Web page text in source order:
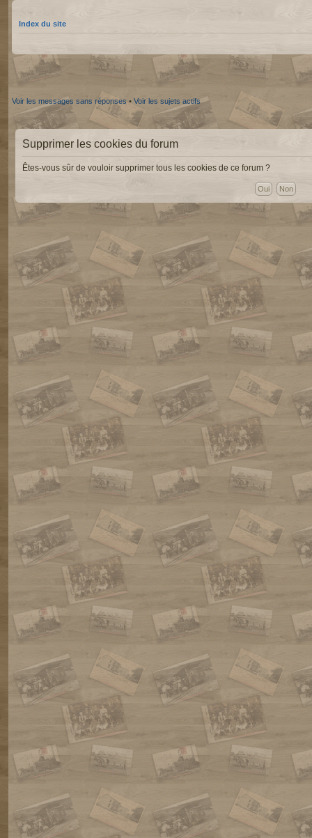
Index du site
Voir les messages sans réponses • Voir les sujets actifs
Supprimer les cookies du forum
Êtes-vous sûr de vouloir supprimer tous les cookies de ce forum ?